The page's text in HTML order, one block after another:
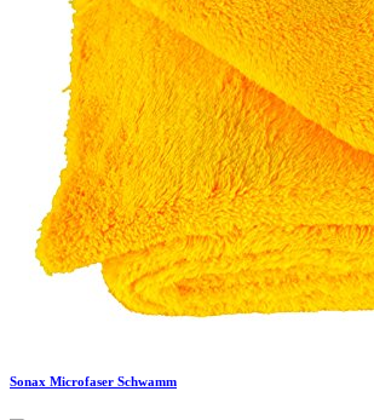
Sonax Microfaser Schwamm